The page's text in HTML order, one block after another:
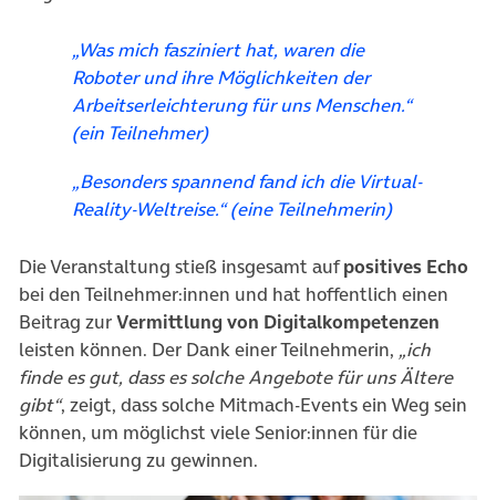
„Was mich fasziniert hat, waren die
Roboter und ihre Möglichkeiten der
Arbeitserleichterung für uns Menschen.“
(ein Teilnehmer)
„Besonders spannend fand ich die Virtual-
Reality-Weltreise.“ (eine Teilnehmerin)
Die Veranstaltung stieß insgesamt aufpositives Echo
bei den Teilnehmer:innen und hat hoffentlich einen
Beitrag zurVermittlung von Digitalkompetenzen
leisten können. Der Dank einer Teilnehmerin, „ich
finde es gut, dass es solche Angebote für uns Ältere
gibt“, zeigt, dass solche Mitmach-Events ein Weg sein
können, um möglichst viele Senior:innen für die
Digitalisierung zu gewinnen.